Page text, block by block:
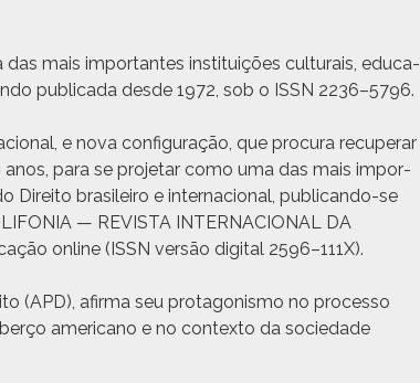
das mais impor­tantes insti­tu­ições cul­tur­ais, edu­ca­
pub­li­ca­da des­de 1972, sob o ISSN 2236–5796.
e nova con­fig­u­ração, que procu­ra recu­per­ar
para se pro­je­tar como uma das mais impor­
Dire­ito brasileiro e inter­na­cional, pub­li­can­do-se
— REVISTA INTERNACIONAL DA
online (ISSN ver­são dig­i­tal 2596–111X).
(APD), afir­ma seu pro­tag­o­nis­mo no proces­so
amer­i­cano e no con­tex­to da sociedade